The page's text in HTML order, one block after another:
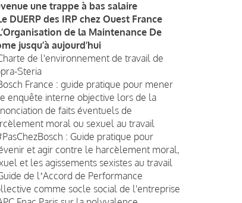
une trappe à bas salaire
DUERP des IRP chez Ouest France
de la Maintenance De
jusqu’à aujourd’hui
de l'environnement de travail de
Steria
France : guide pratique pour mener
enquête interne objective lors de la
de faits éventuels de
moral ou sexuel au travail
: Guide pratique pour
et agir contre le harcèlement moral,
et les agissements sexistes au travail
de lʼAccord de Performance
comme socle social de l'entreprise